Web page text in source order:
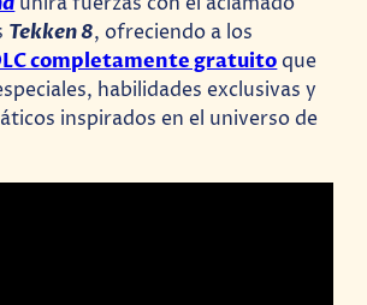
Tekken 8, ofreciendo a los
completamente gratuitoque
habilidades exclusivas y
inspirados en el universo de